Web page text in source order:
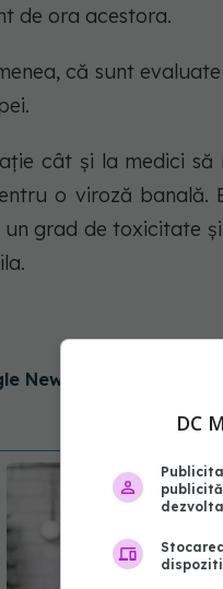
de ora acestora.
că sunt
cât şi la medici să
o viroză banală.
grad de toxicitate
News - abonează‑te!
DC